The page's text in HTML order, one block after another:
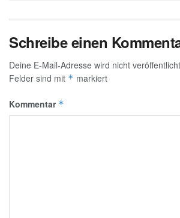
Schreibe einen
Deine E-Mail-Adresse wird nicht
Felder sind mit * markiert
Kommentar *